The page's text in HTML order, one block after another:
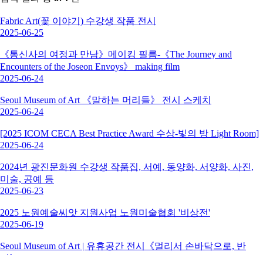
Fabric Art(꽃 이야기) 수강생 작품 전시
2025-06-25
《통신사의 여정과 만남》메이킹 필름-《The Journey and
Encounters of the Joseon Envoys》 making film
2025-06-24
Seoul Museum of Art 《말하는 머리들》 전시 스케치
2025-06-24
[2025 ICOM CECA Best Practice Award 수상-빛의 방 Light Room]
2025-06-24
2024년 광진문화원 수강생 작품집, 서예, 동양화, 서양화, 사진,
미술, 공예 등
2025-06-23
2025 노원예술씨앗 지원사업 노원미술협회 '비상전'
2025-06-19
Seoul Museum of Art | 유휴공간 전시《멀리서 손바닥으로, 반